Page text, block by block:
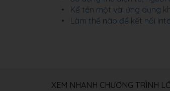
Kể tên một vài ứng dụng
Làm thế nào để kết nối
XEM NHANH CHƯƠNG TRÌNH